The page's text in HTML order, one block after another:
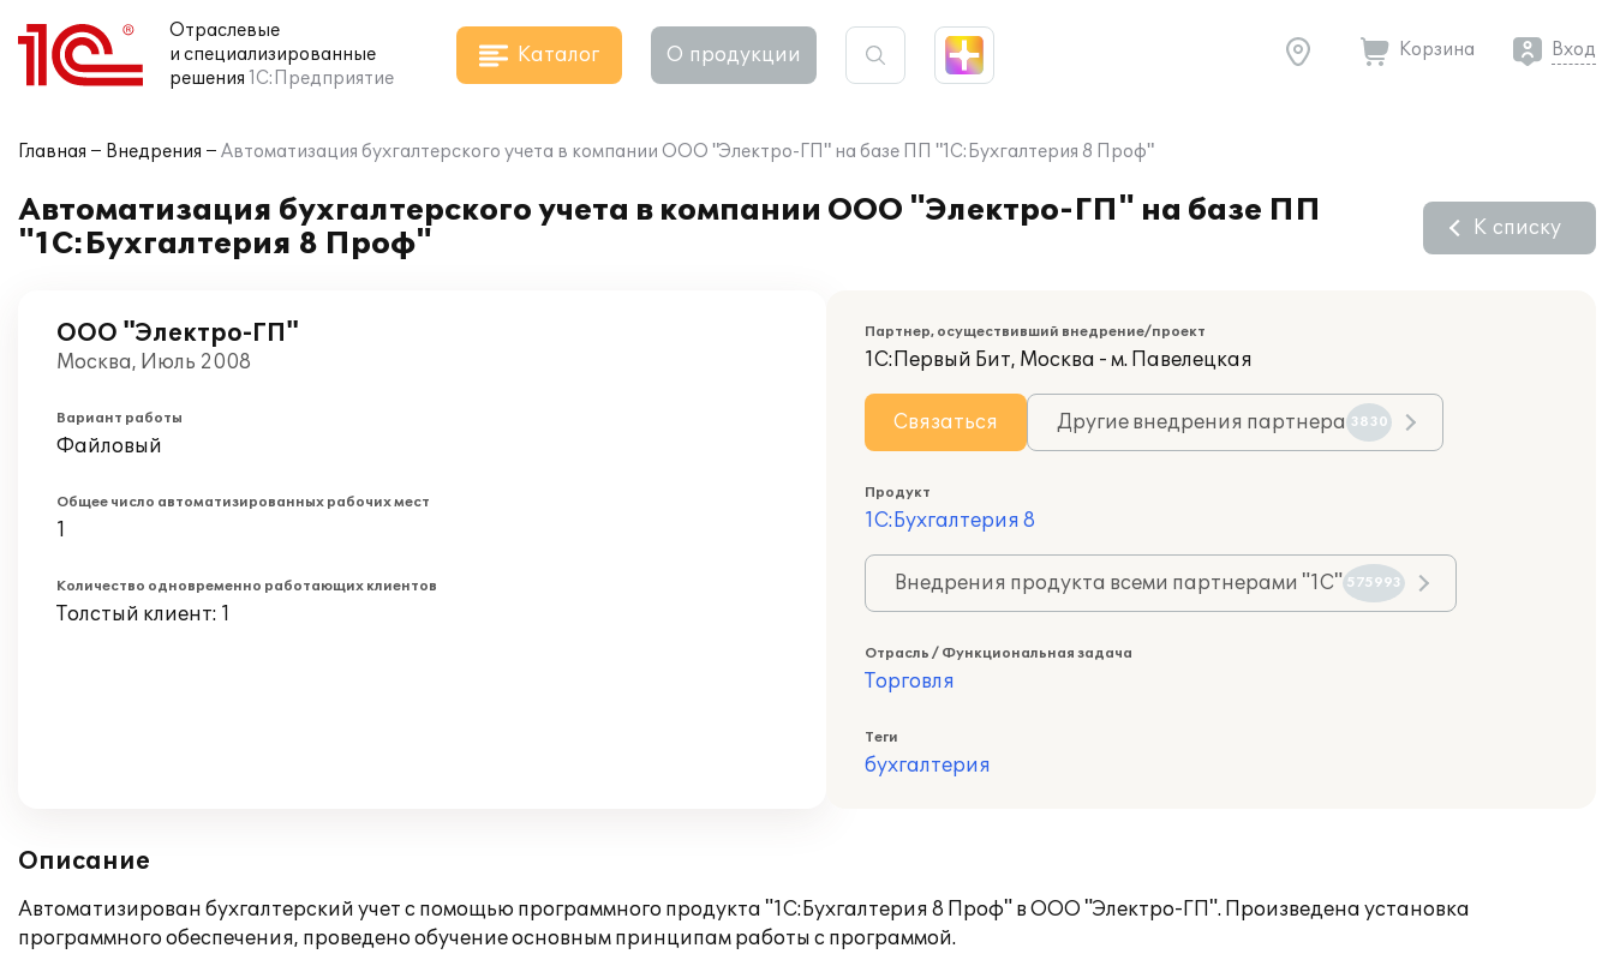
Отраслевые
и специализированные
решения 1С:Предприятие
Каталог О продукции Корзина Вход
Главная Внедрения Автоматизация бухгалтерского учета в компании ООО "Электро-ГП" на базе ПП "1С:Бухгалтерия 8 Проф"
Автоматизация бухгалтерского учета в компании ООО "Электро-ГП" на базе ПП
"1С:Бухгалтерия 8 Проф"
К списку
ООО "Электро-ГП"
Москва, Июль 2008
Вариант работы
Файловый
Общее число автоматизированных рабочих мест
1
Количество одновременно работающих клиентов
Толстый клиент: 1
Партнер, осуществивший внедрение/проект
1С:Первый Бит, Москва - м. Павелецкая
Связаться Другие внедрения партнера 3830
Продукт
1С:Бухгалтерия 8
Внедрения продукта всеми партнерами "1С" 575993
Отрасль / Функциональная задача
Торговля
Теги
бухгалтерия
Описание
Автоматизирован бухгалтерский учет с помощью программного продукта "1С:Бухгалтерия 8 Проф" в ООО "Электро-ГП". Произведена установка
программного обеспечения, проведено обучение основным принципам работы с программой.